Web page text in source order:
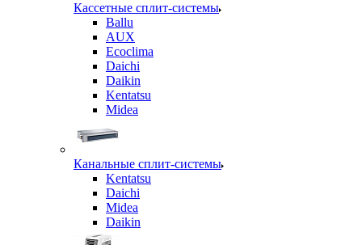
Кассетные сплит-системы
Ballu
AUX
Ecoclima
Daichi
Daikin
Kentatsu
Midea
Канальные сплит-системы
Kentatsu
Daichi
Midea
Daikin